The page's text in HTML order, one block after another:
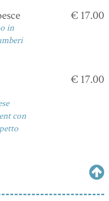
in
€ 17.00
con
€ 17.00